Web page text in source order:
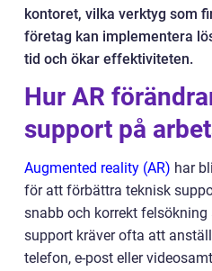
kontoret, vilka verktyg som
företag kan implementera
tid och ökar effektiviteten.
Hur AR
support på
Augmented reality (AR) har
för att förbättra teknisk
snabb och korrekt
support kräver ofta att
telefon, e-post eller